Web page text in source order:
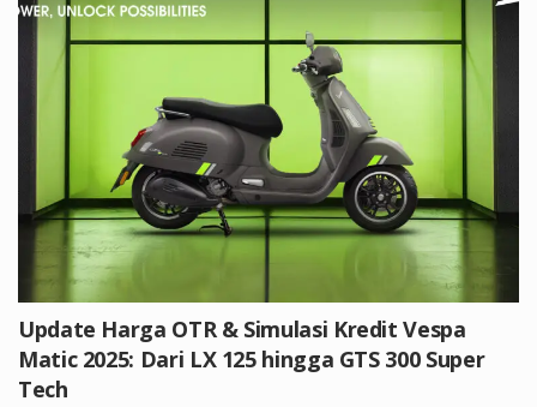
Update Harga OTR & Simulasi Kredit Vespa
Matic 2025: Dari LX 125 hingga GTS 300 Super
Tech